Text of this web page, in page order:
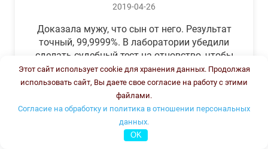
2019-04-26
Доказала мужу, что сын от него. Результат
точный, 99,9999%. В лаборатории убедили
сделать судебный тест на отцовство, чтобы
можно было предъявить в суде. Результат
был готов через неделю, как и
обещали.Теперь муж бегает и извиняется.
Этот сайт использует cookie для хранения данных. Продолжая
использовать сайт, Вы даете свое согласие на работу с этими
файлами.
Согласие на обработку и политика в отношении персональных
данных.
OK